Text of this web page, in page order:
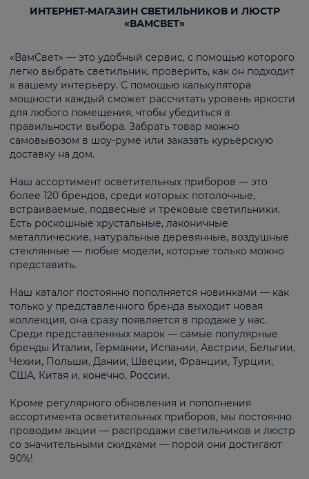
ИНТЕРНЕТ-МАГАЗИН СВЕТИЛЬНИКОВ И ЛЮСТР
«ВАМСВЕТ»
«ВамСвет» — это удобный сервис, с помощью которого
легко выбрать светильник, проверить, как он подходит
к вашему интерьеру. С помощью калькулятора
мощности каждый сможет рассчитать уровень яркости
для любого помещения, чтобы убедиться в
правильности выбора. Забрать товар можно
самовывозом в шоу-руме или заказать курьерскую
доставку на дом.
Наш ассортимент осветительных приборов — это
более 120 брендов, среди которых: потолочные,
встраиваемые, подвесные и трековые светильники.
Есть роскошные хрустальные, лаконичные
металлические, натуральные деревянные, воздушные
стеклянные — любые модели, которые только можно
представить.
Наш каталог постоянно пополняется новинками — как
только у представленного бренда выходит новая
коллекция, она сразу появляется в продаже у нас.
Среди представленных марок — самые популярные
бренды Италии, Германии, Испании, Австрии, Бельгии,
Чехии, Польши, Дании, Швеции, Франции, Турции,
США, Китая и, конечно, России.
Кроме регулярного обновления и пополнения
ассортимента осветительных приборов, мы постоянно
проводим акции — распродажи светильников и люстр
со значительными скидками — порой они достигают
90%!